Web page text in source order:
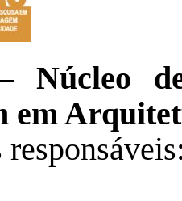
Núcleo
em